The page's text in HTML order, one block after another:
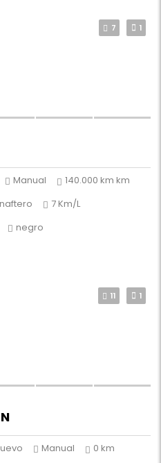
7 1
Manual
140.000 km km
7 Km/L
negro
11 1
Manual
0 km